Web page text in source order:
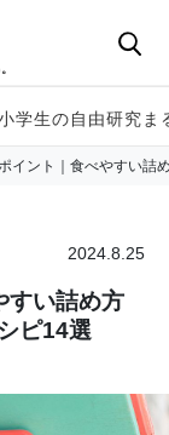
学生の自由研究ま
イント｜食べやすい詰
2024.8.25
すい詰め方
ピ14選